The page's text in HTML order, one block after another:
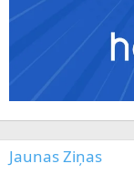
Jaunas Ziņas